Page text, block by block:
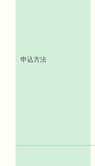
申込方法